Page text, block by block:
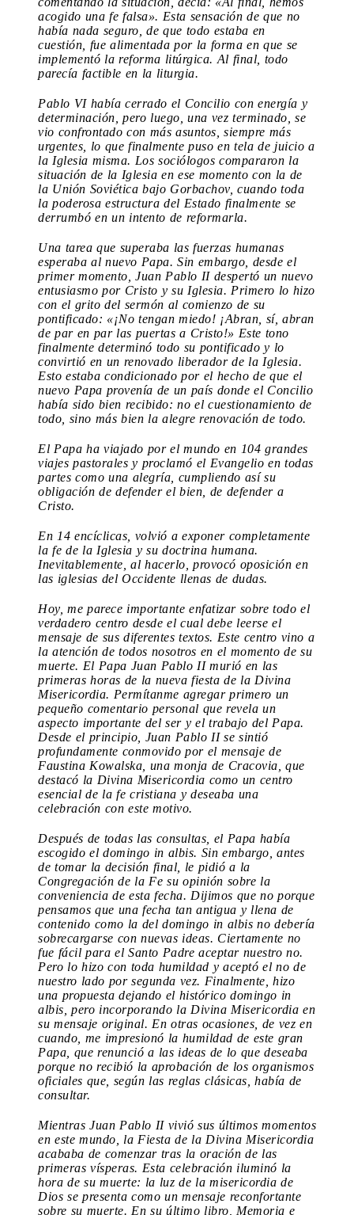
acogido una fe falsa». Esta sensación de que no
había nada seguro, de que todo estaba en
cuestión, fue alimentada por la forma en que se
implementó la reforma litúrgica. Al final, todo
parecía factible en la liturgia.
Pablo VI había cerrado el Concilio con energía y
determinación, pero luego, una vez terminado, se
vio confrontado con más asuntos, siempre más
urgentes, lo que finalmente puso en tela de juicio a
la Iglesia misma. Los sociólogos compararon la
situación de la Iglesia en ese momento con la de
la Unión Soviética bajo Gorbachov, cuando toda
la poderosa estructura del Estado finalmente se
derrumbó en un intento de reformarla.
Una tarea que superaba las fuerzas humanas
esperaba al nuevo Papa. Sin embargo, desde el
primer momento, Juan Pablo II despertó un nuevo
entusiasmo por Cristo y su Iglesia. Primero lo hizo
con el grito del sermón al comienzo de su
pontificado: «¡No tengan miedo! ¡Abran, sí, abran
de par en par las puertas a Cristo!» Este tono
finalmente determinó todo su pontificado y lo
convirtió en un renovado liberador de la Iglesia.
Esto estaba condicionado por el hecho de que el
nuevo Papa provenía de un país donde el Concilio
había sido bien recibido: no el cuestionamiento de
todo, sino más bien la alegre renovación de todo.
El Papa ha viajado por el mundo en 104 grandes
viajes pastorales y proclamó el Evangelio en todas
partes como una alegría, cumpliendo así su
obligación de defender el bien, de defender a
Cristo.
En 14 encíclicas, volvió a exponer completamente
la fe de la Iglesia y su doctrina humana.
Inevitablemente, al hacerlo, provocó oposición en
las iglesias del Occidente llenas de dudas.
Hoy, me parece importante enfatizar sobre todo el
verdadero centro desde el cual debe leerse el
mensaje de sus diferentes textos. Este centro vino a
la atención de todos nosotros en el momento de su
muerte. El Papa Juan Pablo II murió en las
primeras horas de la nueva fiesta de la Divina
Misericordia. Permítanme agregar primero un
pequeño comentario personal que revela un
aspecto importante del ser y el trabajo del Papa.
Desde el principio, Juan Pablo II se sintió
profundamente conmovido por el mensaje de
Faustina Kowalska, una monja de Cracovia, que
destacó la Divina Misericordia como un centro
esencial de la fe cristiana y deseaba una
celebración con este motivo.
Después de todas las consultas, el Papa había
escogido el domingo in albis. Sin embargo, antes
de tomar la decisión final, le pidió a la
Congregación de la Fe su opinión sobre la
conveniencia de esta fecha. Dijimos que no porque
pensamos que una fecha tan antigua y llena de
contenido como la del domingo in albis no debería
sobrecargarse con nuevas ideas. Ciertamente no
fue fácil para el Santo Padre aceptar nuestro no.
Pero lo hizo con toda humildad y aceptó el no de
nuestro lado por segunda vez. Finalmente, hizo
una propuesta dejando el histórico domingo in
albis, pero incorporando la Divina Misericordia en
su mensaje original. En otras ocasiones, de vez en
cuando, me impresionó la humildad de este gran
Papa, que renunció a las ideas de lo que deseaba
porque no recibió la aprobación de los organismos
oficiales que, según las reglas clásicas, había de
consultar.
Mientras Juan Pablo II vivió sus últimos momentos
en este mundo, la Fiesta de la Divina Misericordia
acababa de comenzar tras la oración de las
primeras vísperas. Esta celebración iluminó la
hora de su muerte: la luz de la misericordia de
Dios se presenta como un mensaje reconfortante
sobre su muerte. En su último libro, Memoria e